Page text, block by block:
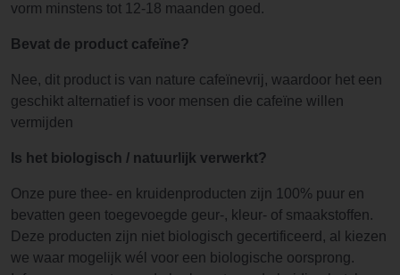
vorm minstens tot 12-18 maanden goed.
Bevat de product cafeïne?
Nee, dit product is van nature cafeïnevrij, waardoor het een
geschikt alternatief is voor mensen die cafeïne willen
vermijden
Is het biologisch / natuurlijk verwerkt?
Onze pure thee- en kruidenproducten zijn 100% puur en
bevatten geen toegevoegde geur-, kleur- of smaakstoffen.
Deze producten zijn niet biologisch gecertificeerd, al kiezen
we waar mogelijk wél voor een biologische oorsprong.